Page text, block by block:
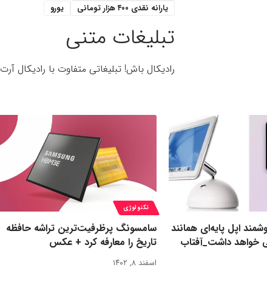
یارانه نقدی ۴۰۰ هزار تومانی
یورو
تبلیغات متنی
رادیکال باش! تبلیغاتی متفاوت با رادیکال آرت
اپل پایه‌ای همانند
خواهد داشت_آفتاب
تکنولوژی
سامسونگ پرظرفیت‌ترین تراشه حافظه
تاریخ را معارفه کرد + عکس
اسفند ۸, ۱۴۰۲